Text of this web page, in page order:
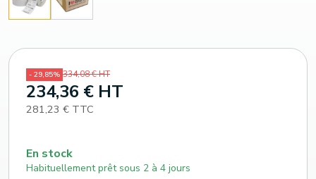
- 29,85% 334,08 € HT
234,36 € HT
281,23 € TTC
En stock
Habituellement prêt sous 2 à 4 jours